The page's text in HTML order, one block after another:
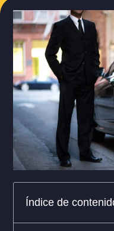
Índice de